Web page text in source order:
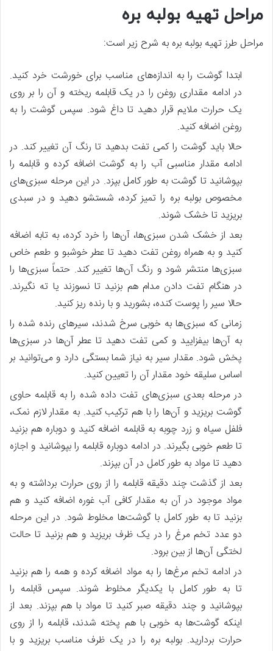
مراحل تهیه بولبه بره
مراحل طرز تهیه بولبه بره به شرح زیر است:
ابتدا گوشت را به اندازه‌های مناسب برای خورشت خرد کنید.
در ادامه مقداری روغن را در یک قابلمه ریخته و آن را بر روی
یک حرارت ملایم قرار دهید تا داغ شود. سپس گوشت را به
روغن اضافه کنید.
حالا باید گوشت را کمی تفت بدهید تا رنگ آن تغییر کند. در
ادامه مقدار مناسبی آب را به گوشت اضافه کرده و قابلمه را
بپوشانید تا گوشت به طور کامل بپزد. در این مرحله سبزی‌های
مخصوص بولبه بره را تمیز کرده، شستشو دهید و در سبدی
بریزید تا خشک شوند.
بعد از خشک شدن سبزی‌ها، آن‌ها را خرد کرده، به تابه اضافه
کنید و به همراه روغن تفت دهید تا عطر خوشبو و طعم خاص
سبزی‌ها منتشر شود و رنگ آن‌ها تغییر کند. حتماً سبزی‌ها را
در هنگام تفت دادن مدام هم بزنید تا نسوزند یا ته نگیرند.
حالا سیر را پوست کنده، بشورید و با رنده ریز کنید.
زمانی که سبزی‌ها به خوبی سرخ شدند، سیرهای رنده شده را
به آن‌ها بیفزایید و کمی تفت دهید تا عطر آن‌ها در سبزی‌ها
پخش شود. مقدار سیر به نیاز شما بستگی دارد و می‌توانید بر
اساس سلیقه خود مقدار آن را تعیین کنید.
در مرحله بعدی سبزی‌های تفت داده شده را به قابلمه حاوی
گوشت بریزید و آن‌ها را با هم ترکیب کنید. به مقدار لازم نمک،
فلفل سیاه و زرد چوبه به قابلمه اضافه کنید و دوباره هم بزنید
تا طعم خوبی بگیرند. در ادامه دوباره قابلمه را بپوشانید و اجازه
دهید تا مواد به طور کامل در آن بپزند.
بعد از گذشت چند دقیقه قابلمه را از روی حرارت برداشته و به
مواد موجود در آن به مقدار کافی آب غوره اضافه کنید و هم
بزنید تا به طور کامل با گوشت‌ها مخلوط شود. در این مرحله
دو عدد تخم مرغ را در یک ظرف بریزید و هم بزنید تا حالت
لختگی آن‌ها از بین برود.
در ادامه تخم مرغ‌ها را به مواد اضافه کرده و همه را هم بزنید
تا به طور کامل با یکدیگر مخلوط شوند. سپس قابلمه را
بپوشانید و چند دقیقه صبر کنید تا مواد با هم بپزند. بعد از
اینکه گوشت‌ها به خوبی با هم پخته شدند، قابلمه را از روی
حرارت بردارید. بولبه بره را در یک ظرف مناسب بریزید و با